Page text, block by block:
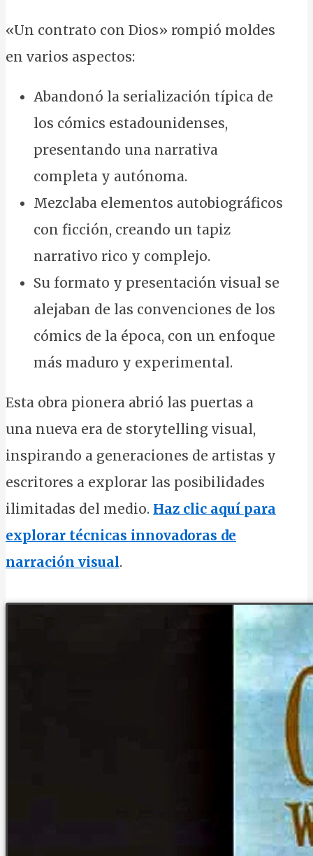
«Un contrato con Dios» rompió moldes
en varios aspectos:
Abandonó la serialización típica de
los cómics estadounidenses,
presentando una narrativa
completa y autónoma.
Mezclaba elementos autobiográficos
con ficción, creando un tapiz
narrativo rico y complejo.
Su formato y presentación visual se
alejaban de las convenciones de los
cómics de la época, con un enfoque
más maduro y experimental.
Esta obra pionera abrió las puertas a
una nueva era de storytelling visual,
inspirando a generaciones de artistas y
escritores a explorar las posibilidades
ilimitadas del medio. Haz clic aquí para
explorar técnicas innovadoras de
narración visual.